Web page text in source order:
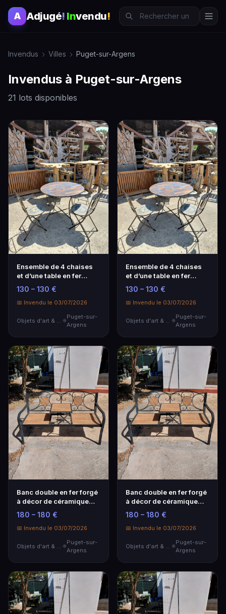
A Adjugé! Invendu!
Invendus Villes Puget-sur-Argens
Invendus à Puget-sur-Argens
21 lots disponibles
Ensemble de 4 chaises
et d’une table en fer
forgé
130 – 130 €
📅 Invendu le 03/07/2026
Objets d'art & Curiosités
Puget-sur-
Argens
Ensemble de 4 chaises
et d’une table en fer
forgé
130 – 130 €
📅 Invendu le 03/07/2026
Objets d'art & Curiosités
Puget-sur-
Argens
Banc double en fer forgé
à décor de céramique
imitant le bois
150x55x80 cm Avec
rallonge
180 – 180 €
📅 Invendu le 03/07/2026
Objets d'art & Curiosités
Puget-sur-
Argens
Banc double en fer forgé
à décor de céramique
imitant le bois
150x55x80 cm Avec
rallonge
180 – 180 €
📅 Invendu le 03/07/2026
Objets d'art & Curiosités
Puget-sur-
Argens